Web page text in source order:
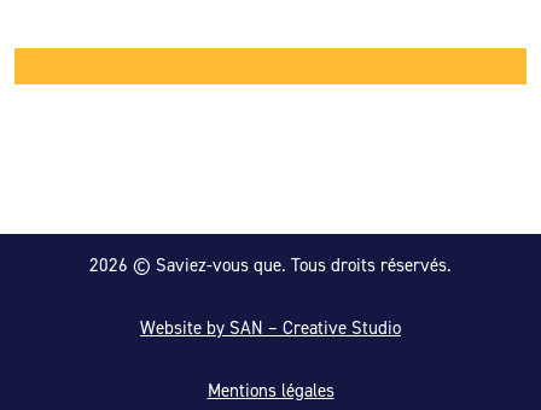
2026 © Saviez-vous que. Tous droits réservés.
Website by SAN – Creative Studio
Mentions légales